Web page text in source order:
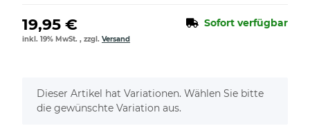
19,95 € Sofort verfügbar
inkl. 19% MwSt. , zzgl. Versand
x
Dieser Artikel hat Variationen. Wählen Sie bitte
die gewünschte Variation aus.